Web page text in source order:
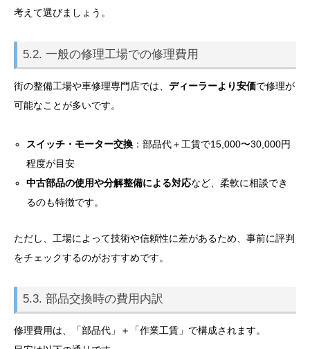
考えて選びましょう。
5.2. 一般の修理工場での修理費用
街の整備工場や車修理専門店では、 ディーラーより安価で修理が
可能なことが多いです。
スイッチ・モーター交換 ：部品代＋工賃で15,000〜30,000円
程度が目安
中古部品の使用や分解整備による対応など、柔軟に相談でき
るのも特徴です。
ただし、工場によって技術や信頼性に差があるため、事前に評判
をチェックするのがおすすめです。
5.3. 部品交換時の費用内訳
修理費用は、「部品代」＋「作業工賃」で構成されます。